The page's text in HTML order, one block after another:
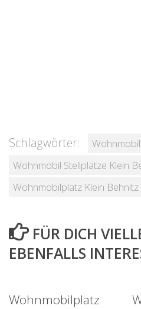
Schlagwörter:
Wohnmobil Stellplätze Klein
Wohnmobilplatz Klein Behnitz
FÜR DICH
EBENFALLS
Wohnmobilplatz